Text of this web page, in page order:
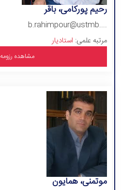
رحیم پورکامی، باقر
b.rahimpour@ustmb....
مرتبه علمی: استادیار
مشاهده رزومه
موتمنی، همایون